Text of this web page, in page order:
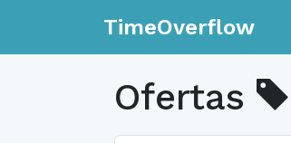
TimeOverflow
Ofertas